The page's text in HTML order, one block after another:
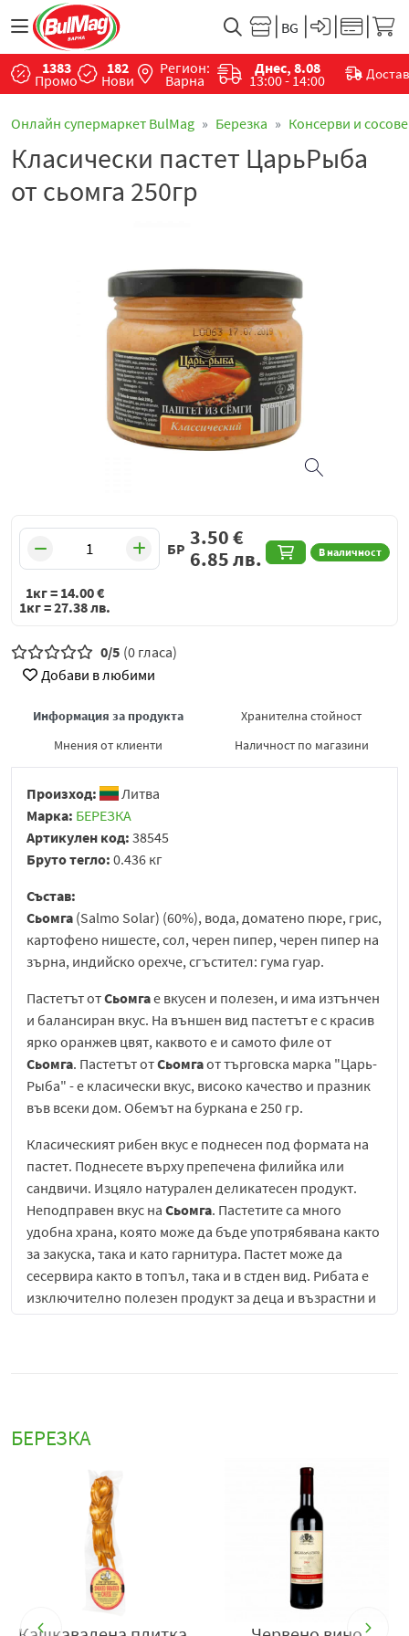
1383
Промо
182
Нови
Регион:
Варна
Днес, 8.08
13:00 - 14:00
Онлайн супермаркет BulMag Березка Консерви и сосове
Класически пастет ЦарьРыба
от сьомга 250гр
БР В наличност
3.50€
6.85лв.
1кг = 14.00€
1кг =27.38лв.
0/5 (0 гласа)
Добави в любими
Информация за продукта
Хранителна стойност
Мнения от клиенти
Наличност по магазини
Произход:
Литва
Марка: БЕРЕЗКА
Артикулен код: 38545
Бруто тегло: 0.436 кг
Състав:
Сьомга (Salmo Solar) (60%), вода, доматено пюре, грис,
картофено нишесте, сол, черен пипер, черен пипер на
зърна, индийско орехче, сгъстител: гума гуар.
Пастетът отСьомгае вкусен и полезен, и има изтънчен
и балансиран вкус. На външен вид пастетът е с красив
ярко оранжев цвят, каквото е и самото филе от
Сьомга. Пастетът отСьомгаот търговска марка "Царь-
Рыба" - е класически вкус, високо качество и празник
във всеки дом. Обемът на буркана е 250 гр.
Класическият рибен вкус е поднесен под формата на
пастет. Поднесете върху препечена филийка или
сандвичи. Изцяло натурален деликатесен продукт.
Неподправен вкус на Сьомга. Пастетите са много
удобна храна, която може да бъде употрябявана както
за закуска, така и като гарнитура. Пастет може да
сесервира както в топъл, така и в стден вид. Рибата е
изключително полезен продукт за деца и възрастни и
съдържанието и на омега 3 мастни киселини я прави
и да се консумира в рамките на 48 часа.
Вносител:Берьозка Трейдинг ЕООД, село Бенковски,
област Варна, България, тел:
+359877666296,
БЕРЕЗКА